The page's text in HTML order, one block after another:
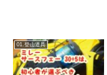
01.登山道具